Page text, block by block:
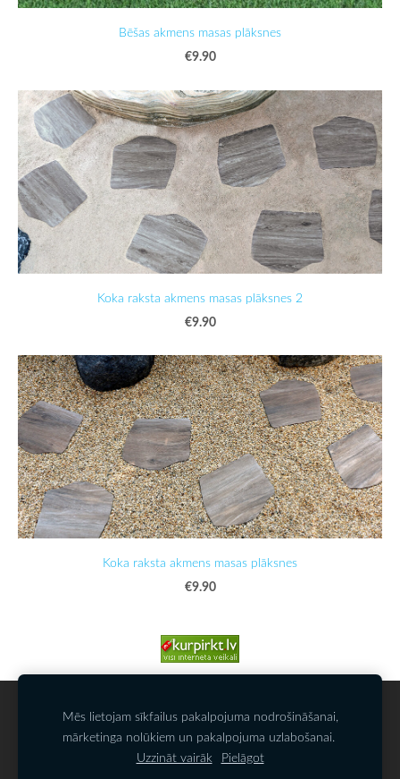
Bēšas akmens masas plāksnes
€9.90
Koka raksta akmens masas plāksnes 2
€9.90
Koka raksta akmens masas plāksnes
€9.90
SĪKDATNES
SIA KAMALATS
Mēs lietojam sīkfailus pakalpojuma nodrošināšanai,
mārketinga nolūkiem un pakalpojuma uzlabošanai.
Uzzināt vairāk
Pielāgot